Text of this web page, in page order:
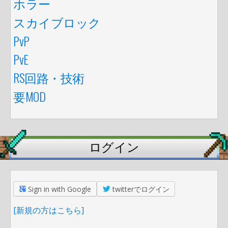
スカイブロック
PvP
PvE
RS回路・技術
要MOD
ログイン
Sign in with Google twitterでログイン
[新規の方はこちら]